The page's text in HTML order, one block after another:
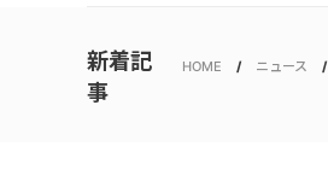
新着記
事
HOME ニュース